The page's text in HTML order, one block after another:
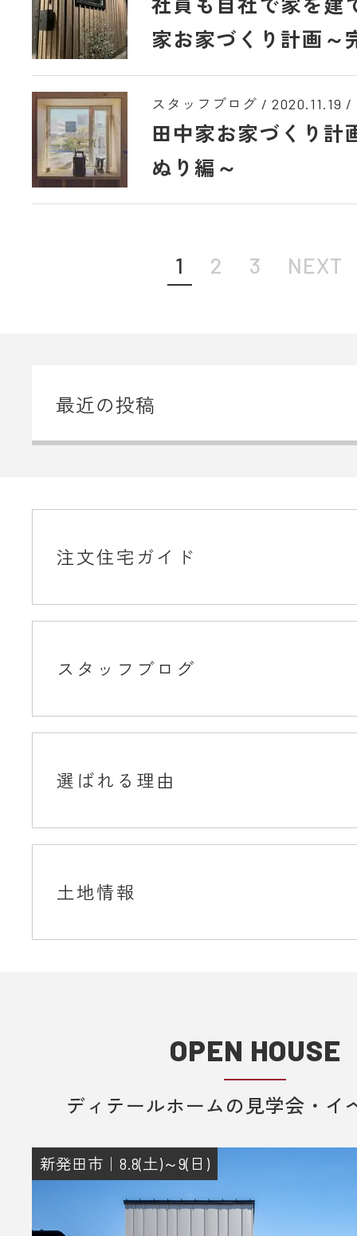
家お家づくり計画～
スタッフブログ / 2020.11.19 /
田中家お家づくり計
ぬり編～
1 2 3 NEXT
最近の投稿
注文住宅ガイド
スタッフブログ
選ばれる理由
土地情報
OPEN HOUSE
ディテールホームの見学会・イ
新発田市｜8.8(土)～9(日)